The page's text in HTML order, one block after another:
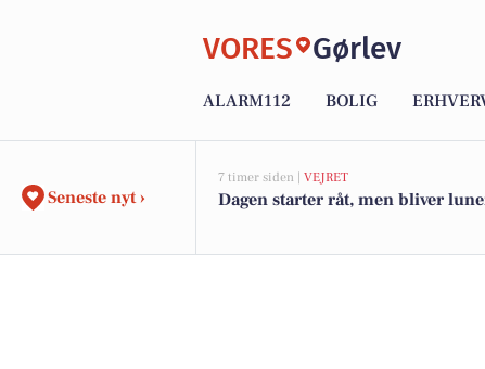
VORES Gørlev
ALARM112 BOLIG
Seneste nyt ›
7 timer siden | VEJRET
Dagen starter råt, men bliver